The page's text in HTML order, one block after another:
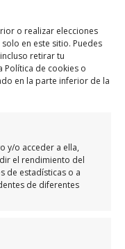
o realizar elecciones
en este sitio. Puedes
retirar tu
Política de cookies o
en la parte inferior de la
y/o acceder a ella,
el rendimiento del
de estadísticas o a
de diferentes
Ambiental,
a 17:00
a 17:00